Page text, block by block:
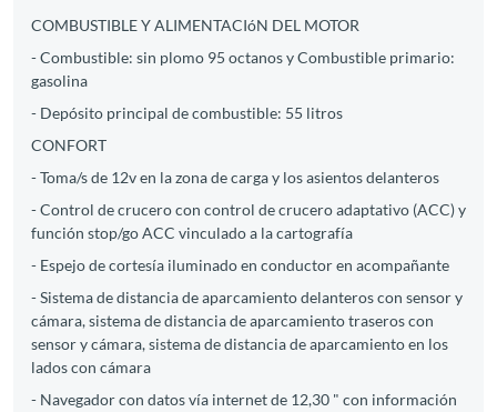
COMBUSTIBLE Y ALIMENTACIóN DEL MOTOR
- Combustible: sin plomo 95 octanos y Combustible primario:
gasolina
- Depósito principal de combustible: 55 litros
CONFORT
- Toma/s de 12v en la zona de carga y los asientos delanteros
- Control de crucero con control de crucero adaptativo (ACC) y
función stop/go ACC vinculado a la cartografía
- Espejo de cortesía iluminado en conductor en acompañante
- Sistema de distancia de aparcamiento delanteros con sensor y
cámara, sistema de distancia de aparcamiento traseros con
sensor y cámara, sistema de distancia de aparcamiento en los
lados con cámara
- Navegador con datos vía internet de 12,30 " con información